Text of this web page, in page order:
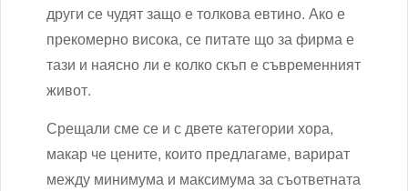
други се чудят защо е толкова евтино. Ако е
прекомерно висока, се питате що за фирма е
тази и наясно ли е колко скъп е съвременният
живот.
Срещали сме се и с двете категории хора,
макар че цените, които предлагаме, варират
между минимума и максимума за съответната